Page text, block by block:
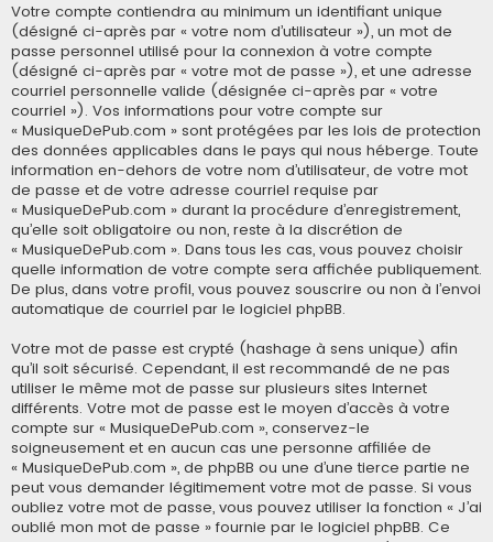
Votre compte contiendra au minimum un identifiant unique
(désigné ci-après par « votre nom d’utilisateur »), un mot de
passe personnel utilisé pour la connexion à votre compte
(désigné ci-après par « votre mot de passe »), et une adresse
courriel personnelle valide (désignée ci-après par « votre
courriel »). Vos informations pour votre compte sur
« MusiqueDePub.com » sont protégées par les lois de protection
des données applicables dans le pays qui nous héberge. Toute
information en-dehors de votre nom d’utilisateur, de votre mot
de passe et de votre adresse courriel requise par
« MusiqueDePub.com » durant la procédure d’enregistrement,
qu’elle soit obligatoire ou non, reste à la discrétion de
« MusiqueDePub.com ». Dans tous les cas, vous pouvez choisir
quelle information de votre compte sera affichée publiquement.
De plus, dans votre profil, vous pouvez souscrire ou non à l’envoi
automatique de courriel par le logiciel phpBB.
Votre mot de passe est crypté (hashage à sens unique) afin
qu’il soit sécurisé. Cependant, il est recommandé de ne pas
utiliser le même mot de passe sur plusieurs sites Internet
différents. Votre mot de passe est le moyen d’accès à votre
compte sur « MusiqueDePub.com », conservez-le
soigneusement et en aucun cas une personne affiliée de
« MusiqueDePub.com », de phpBB ou une d’une tierce partie ne
peut vous demander légitimement votre mot de passe. Si vous
oubliez votre mot de passe, vous pouvez utiliser la fonction « J’ai
oublié mon mot de passe » fournie par le logiciel phpBB. Ce